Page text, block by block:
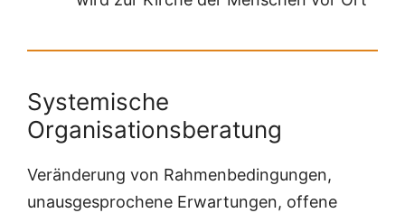
Systemische
Organisationsberatung
Veränderung von Rahmenbedingungen,
unausgesprochene Erwartungen, offene